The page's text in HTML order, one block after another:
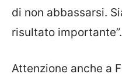
di non abbassarsi.
risultato importante”.
Attenzione anche a